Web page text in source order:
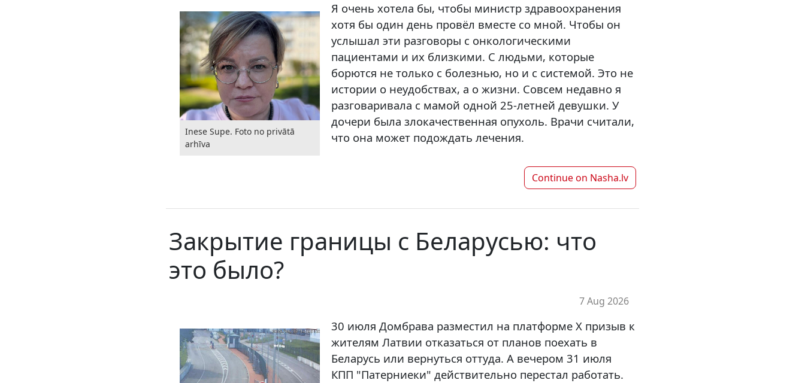
Inese Supe. Foto no privātā
arhīva
Я очень хотела бы, чтобы министр здравоохранения
хотя бы один день провёл вместе со мной. Чтобы он
услышал эти разговоры с онкологическими
пациентами и их близкими. С людьми, которые
борются не только с болезнью, но и с системой. Это не
истории о неудобствах, а о жизни. Совсем недавно я
разговаривала с мамой одной 25-летней девушки. У
дочери была злокачественная опухоль. Врачи считали,
что она может подождать лечения.
Continue on Nasha.lv
Закрытие границы с Беларусью: что
это было?
7 Aug 2026
30 июля Домбрава разместил на платформе X призыв к
жителям Латвии отказаться от планов поехать в
Беларусь или вернуться оттуда. А вечером 31 июля
КПП "Патерниеки" действительно перестал работать.